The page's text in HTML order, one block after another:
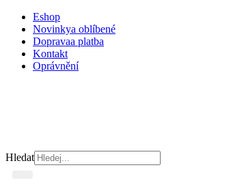
Eshop
Novinkya oblíbené
Dopravaa platba
Kontakt
Oprávnění
Hledat